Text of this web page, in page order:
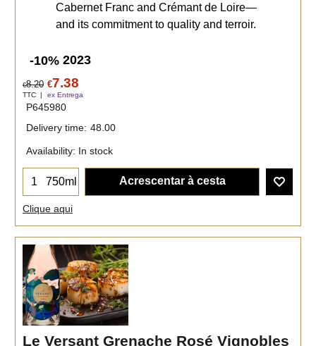
Cabernet Franc and Crémant de Loire—
and its commitment to quality and terroir.
-10% 2023
€8.20 €7.38
TTC ex Entrega
P645980
Delivery time: 48.00
Availability: In stock
750ml Acrescentar à cesta
Clique aqui
Le Versant Grenache Rosé Vignobles